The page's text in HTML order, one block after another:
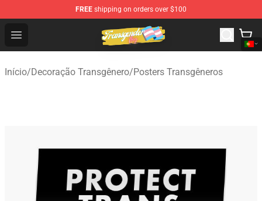
FREE shipping on orders over $100
Open menu
Transgender Flag Store - The Best Transgender Flag
Início/Decoração Transgênero/Posters Transgêneros